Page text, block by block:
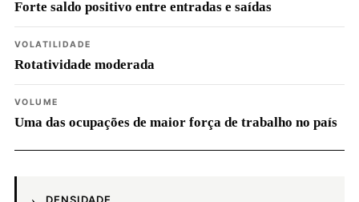
Forte saldo positivo entre entradas e saídas
VOLATILIDADE
Rotatividade moderada
VOLUME
Uma das ocupações de maior força de trabalho no país